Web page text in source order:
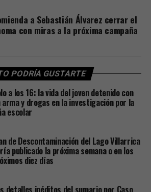
a Sebastián Álvarez cerrar el
con miras a la próxima campaña
PODRÍA GUSTARTE
a los 16: la vida del joven detenido con
arma y drogas en la investigación por la
escolar
de Descontaminación del Lago Villarrica
publicado la próxima semana o en los
diez días
detalles inéditos del sumario por Caso